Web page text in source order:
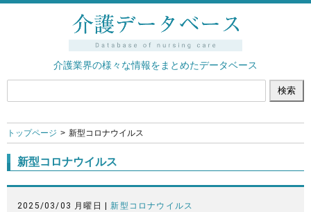
介護業界の様々な情報をまとめたデータベース
トップページ 新型コロナウイルス
新型コロナウイルス
2025/03/03 月曜日 |新型コロナウイルス